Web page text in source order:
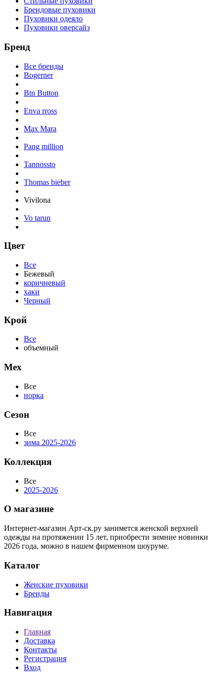
Брендовые пуховики
Пуховики одеяло
Пуховики оверсайз
Бренд
Все бренды
Bogerner
Btn Button
Enva rross
Max Mara
Pang million
Tannossto
Thomas bieber
Vivilona
Vo tarun
Цвет
Все
Бежевый
коричневый
хаки
Черный
Крой
Все
объемный
Мех
Все
норка
Сезон
Все
зима 2025-2026
Коллекция
Все
2025-2026
О магазине
Интернет-магазин Арт-ск.ру занимется женской верхней
одежды на протяжении 15 лет, приобрести зимние новинки
2026 года, можно в нашем фирменном шоуруме.
Каталог
Женские пуховики
Бренды
Навигация
Главная
Доставка
Контакты
Регистрация
Вход